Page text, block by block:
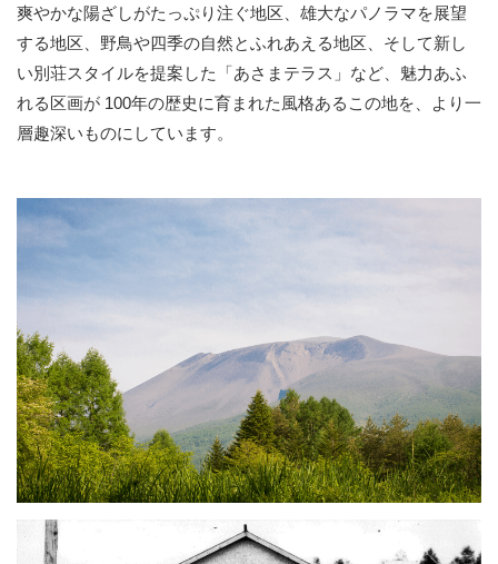
爽やかな陽ざしがたっぷり注ぐ地区、雄大なパノラマを展望
する地区、野鳥や四季の自然とふれあえる地区、そして新し
い別荘スタイルを提案した「あさまテラス」など、魅力あふ
れる区画が 100年の歴史に育まれた風格あるこの地を、より一
層趣深いものにしています。